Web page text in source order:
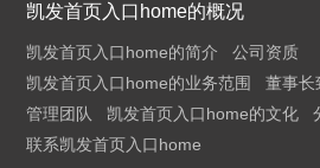
凯发首页入口home的概况
凯发首页入口home的简介
公司资质
凯发首页入口home的业务范围
董事长
管理团队
凯发首页入口home的文化
联系凯发首页入口home